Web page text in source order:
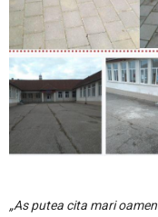
„As putea cita mari